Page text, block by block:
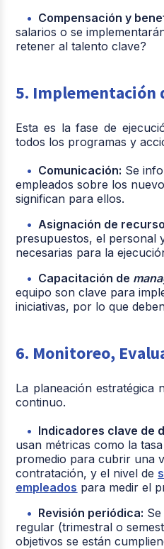
Compensación y
salarios o se
retener al talento clave?
5. Implementación
Esta es la fase de
todos los programas y
Comunicación: Se
empleados sobre los
significan para ellos.
Asignación de
presupuestos, el personal
necesarias para la
Capacitación de
equipo son clave para
iniciativas, por lo que
6. Monitoreo,
La planeación estratégica
continuo.
Indicadores clave de
usan métricas como la
promedio para cubrir una
contratación, y el nivel de
empleados para medir el
Revisión periódica:
regular (trimestral o
objetivos se están